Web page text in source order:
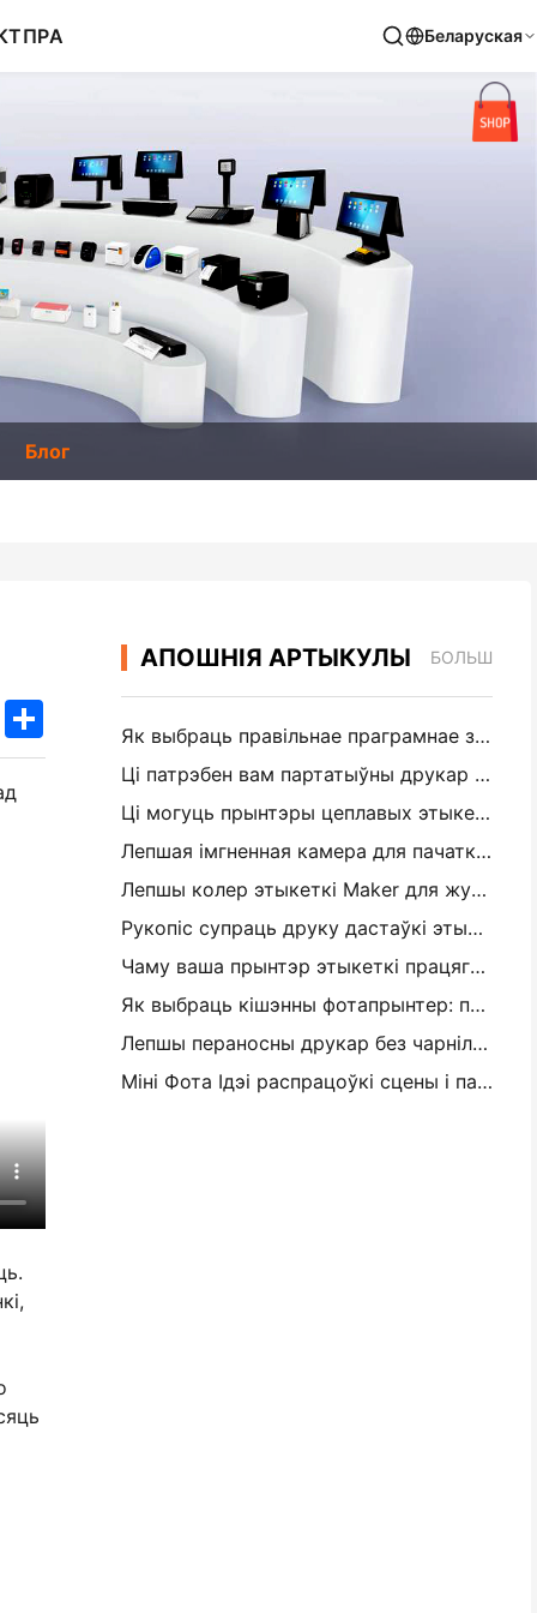
ПРА Беларуская
Блог
TwitterShare
АПОШНІЯ АРТЫКУЛЫ БОЛЬШ
Як выбраць правільнае праграмнае забеспячэнне рэстарана для вашага маленькага або сярэдняга рэстарана
Ці патрэбен вам партатыўны друкар A4 для складскіх рахункаў-фактур? Што на самай справе працуе
Ці могуць прынтэры цеплавых этыкетак рабіць воданепранікальныя этыкеткі для прадуктаў малога бізнесу?
Лепшая імгненная камера для пачаткоўцаў, якія не хочуць марнаваць паперу
Лепшы колер этыкеткі Maker для журналізацыі і Scrapbooking: Дадаць больш колеру на кожную старонку
Рукопіс супраць друку дастаўкі этыкеткі: парады для малых прадпрыемстваў у 2026 годзе
Чаму ваша прынтэр этыкеткі працягвае забураць?
Як выбраць кішэнны фотапрынтер: поўны кіраўніцтва для журналістаў, падарожжаў і карыстальнікаў iPhone
Лепшы пераносны друкар без чарнілаў для падарожжаў, школы і мабільнай працы: Hanin MT620 Pro Review
Міні Фота Ідэі распрацоўкі сцены і парады для ўпрыгожвання спальні і спальні